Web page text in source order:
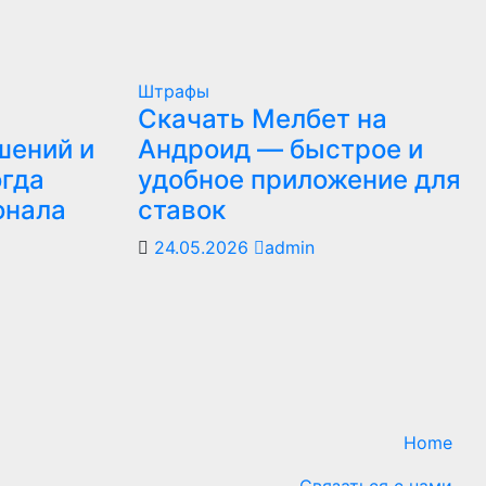
и
Штрафы
Скачать Мелбет на
Андроид — быстрое и
удобное приложение для
ставок
24.05.2026 admin
Home